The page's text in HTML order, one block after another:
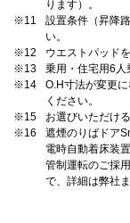
ります）。
※11
設置条件（昇降
い。
※12
ウエストパッド
※13
乗用・住宅用6人
※14
O.H寸法が変更
ください。
※15
お選びいただけ
※16
遮煙のりばドア
電時自動着床装
管制運転のご採
で、詳細は弊社